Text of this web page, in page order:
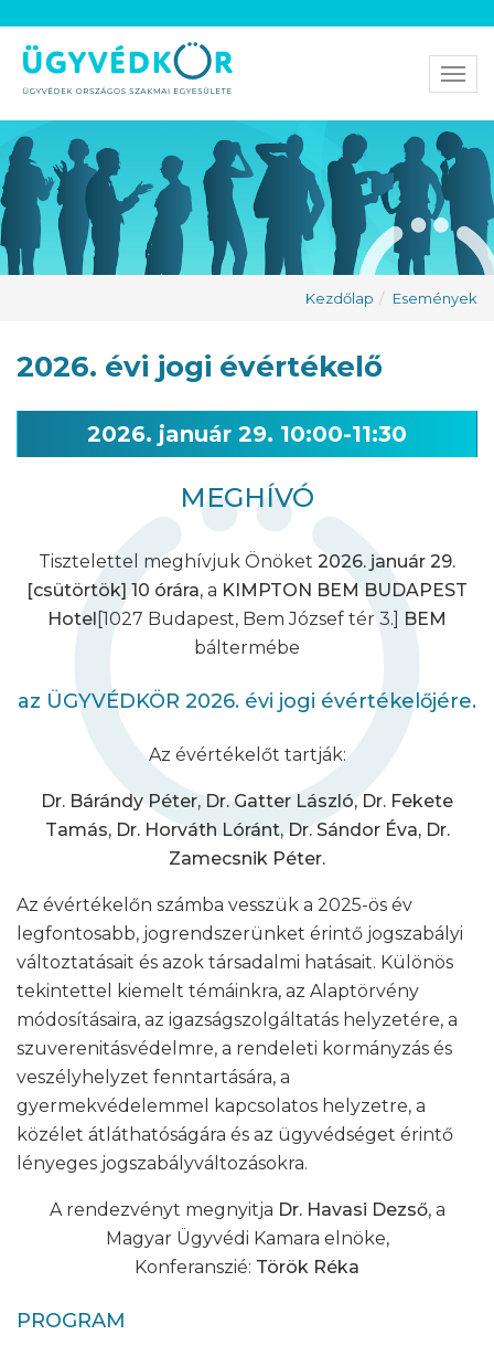
Kezdőlap Események
2026. évi jogi évértékelő
2026. január 29. 10:00-11:30
MEGHÍVÓ
Tisztelettel meghívjuk Önöket 2026. január 29.
[csütörtök] 10 órára, a KIMPTON BEM BUDAPEST
Hotel [1027 Budapest, Bem József tér 3.] BEM
báltermébe
az ÜGYVÉDKÖR 2026. évi jogi évértékelőjére.
Az évértékelőt tartják:
Dr. Bárándy Péter, Dr. Gatter László, Dr. Fekete
Tamás, Dr. Horváth Lóránt, Dr. Sándor Éva, Dr.
Zamecsnik Péter.
Az évértékelőn számba vesszük a 2025-ös év
legfontosabb, jogrendszerünket érintő jogszabályi
változtatásait és azok társadalmi hatásait. Különös
tekintettel kiemelt témáinkra, az Alaptörvény
módosításaira, az igazságszolgáltatás helyzetére, a
szuverenitásvédelmre, a rendeleti kormányzás és
veszélyhelyzet fenntartására, a
gyermekvédelemmel kapcsolatos helyzetre, a
közélet átláthatóságára és az ügyvédséget érintő
lényeges jogszabályváltozásokra.
A rendezvényt megnyitja Dr. Havasi Dezső, a
Magyar Ügyvédi Kamara elnöke,
Konferanszié: Török Réka
PROGRAM